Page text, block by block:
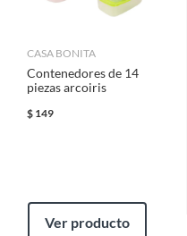
CASA BONITA
Contenedores de 14
piezas arcoiris
$ 149
Ver producto